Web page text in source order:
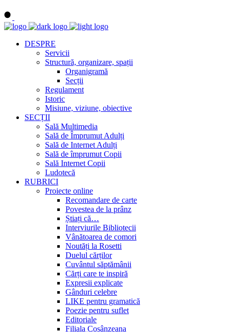
DESPRE
Servicii
Structură, organizare, spații
Organigramă
Secții
Regulament
Istoric
Misiune, viziune, obiective
SECȚII
Sală Multimedia
Sală de Împrumut Adulți
Sală de Internet Adulți
Sală de împrumut Copii
Sală Internet Copii
Ludotecă
RUBRICI
Proiecte online
Recomandare de carte
Povestea de la prânz
Știați că…
Interviurile Bibliotecii
Vânătoarea de comori
Noutăți la Rosetti
Duelul cărților
Cuvântul săptămânii
Cărți care te inspiră
Expresii explicate
Gânduri celebre
LIKE pentru gramatică
Poezie pentru suflet
Editoriale
Filiala Cosânzeana